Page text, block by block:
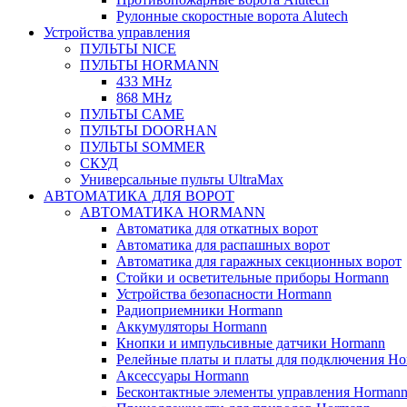
Рулонные скоростные ворота Alutech
Устройства управления
ПУЛЬТЫ NICE
ПУЛЬТЫ HORMANN
433 MHz
868 MHz
ПУЛЬТЫ CAME
ПУЛЬТЫ DOORHAN
ПУЛЬТЫ SOMMER
СКУД
Универсальные пульты UltraMax
АВТОМАТИКА ДЛЯ ВОРОТ
АВТОМАТИКА HORMANN
Автоматика для откатных ворот
Автоматика для распашных ворот
Автоматика для гаражных секционных ворот
Стойки и осветительные приборы Hormann
Устройства безопасности Hormann
Радиоприемники Hormann
Аккумуляторы Hormann
Кнопки и импульсивные датчики Hormann
Релейные платы и платы для подключения
Аксессуары Hormann
Бесконтактные элементы управления Hormann